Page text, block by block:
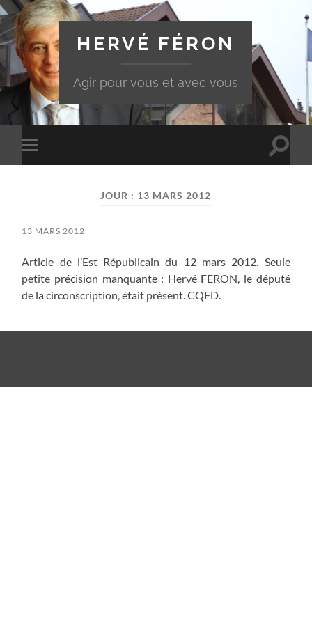
HERVÉ FÉRON
Agir pour vous et avec vous
Toggle
mobile
Toggle
JOUR : 13 MARS 2012
13 MARS 2012
Article de l’Est Républicain du 12 mars 2012. Seule
petite précision manquante : Hervé FERON, le député
de la circonscription, était présent. CQFD.